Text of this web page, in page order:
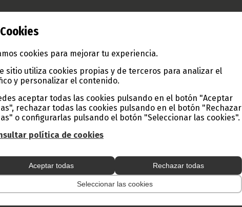
Cookies
cookies para mejorar tu experiencia.
sitio utiliza cookies propias y de terceros para analizar el
y personalizar el contenido.
aceptar todas las cookies pulsando en el botón "Aceptar
rechazar todas las cookies pulsando en el botón "Rechazar
o configurarlas pulsando el botón "Seleccionar las cookies".
política de cookies
Aceptar todas Rechazar todas
Seleccionar las cookies
han sido presentados por la Comisión de Política Exterior y Tratados
Exteriores, Cooperación Internacional y Francofonía.
la apertura de las sesiones parlamentarias varios ministros del
ante la Asamblea, en requerimiento del Presidente de la Cámara
Pueblo, para responder a varias cuestiones relacionadas con sus
Onguene.
Prensa de Guinea Ecuatorial (D. G. Base Internet).